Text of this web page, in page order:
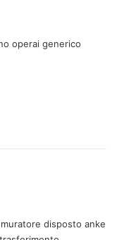
operai generico
disposto anke